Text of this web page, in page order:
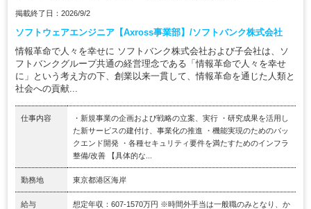
掲載終了日：2026/9/2
ソフトウェアエンジニア【Axross事業部】/ソフトバンク株式会社
情報革命で人々を幸せに ソフトバンク株式会社および子会社は、ソ
フトバンクグループ共通の経営理念である「情報革命で人々を幸せ
に」という考え方の下、創業以来一貫して、情報革命を通じた人類と
社会への貢献...
仕事内容
・新規事業の企画および戦略の立案、実行 ・研究成果を活用し
た新サービスの建付け、事業化の推進 ・機能実現のためのバッ
クエンド開発 ・各種セキュリティ要件を満たすためのインフラ
整備/改善 【具体的な...
勤務地 東京都港区海岸
給与
想定年収：607-1570万円 ※時間外手当は一般職のみとなり、か